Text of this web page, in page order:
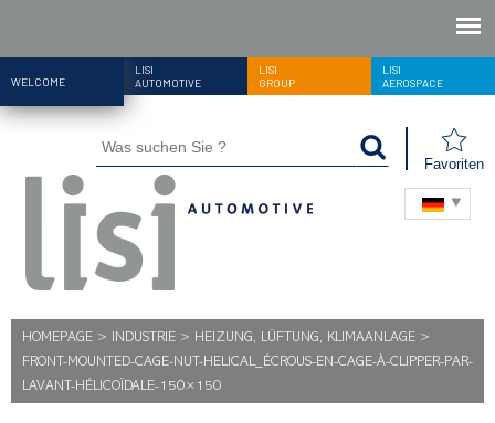
WELCOME
LISI
AUTOMOTIVE
LISI
GROUP
LISI
AEROSPACE
Favoriten
HOMEPAGE > INDUSTRIE > HEIZUNG, LÜFTUNG, KLIMAANLAGE >
FRONT-MOUNTED-CAGE-NUT-HELICAL_ÉCROUS-EN-CAGE-À-CLIPPER-PAR-
LAVANT-HÉLICOÏDALE-150×150